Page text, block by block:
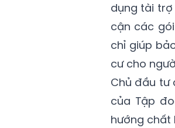
dụng tài
cận các
chỉ giúp
cư cho
Chủ đầu tư
của Tập
hướng chất